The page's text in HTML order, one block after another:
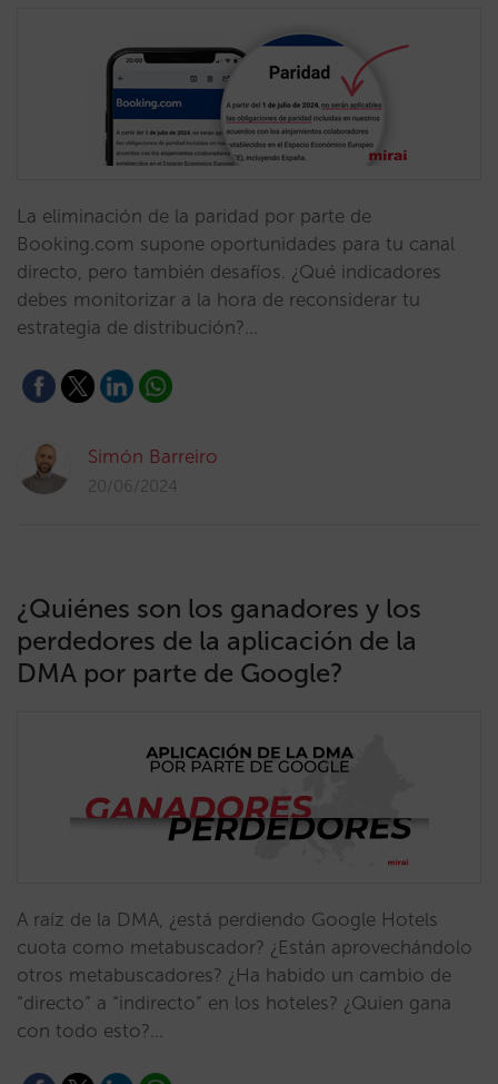
La eliminación de la paridad por parte de
Booking.com supone oportunidades para tu canal
directo, pero también desafíos. ¿Qué indicadores
debes monitorizar a la hora de reconsiderar tu
estrategia de distribución?…
Simón Barreiro
20/06/2024
¿Quiénes son los ganadores y los
perdedores de la aplicación de la
DMA por parte de Google?
A raíz de la DMA, ¿está perdiendo Google Hotels
cuota como metabuscador? ¿Están aprovechándolo
otros metabuscadores? ¿Ha habido un cambio de
“directo” a “indirecto” en los hoteles? ¿Quien gana
con todo esto?…